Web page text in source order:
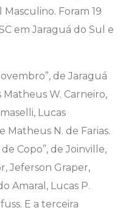
Foram 19
em Jaraguá do Sul e
de Jaraguá
W. Carneiro,
Lucas
Matheus N. de Farias.
Copo”, de Joinville,
Jeferson Graper,
Amaral, Lucas P.
E a terceira